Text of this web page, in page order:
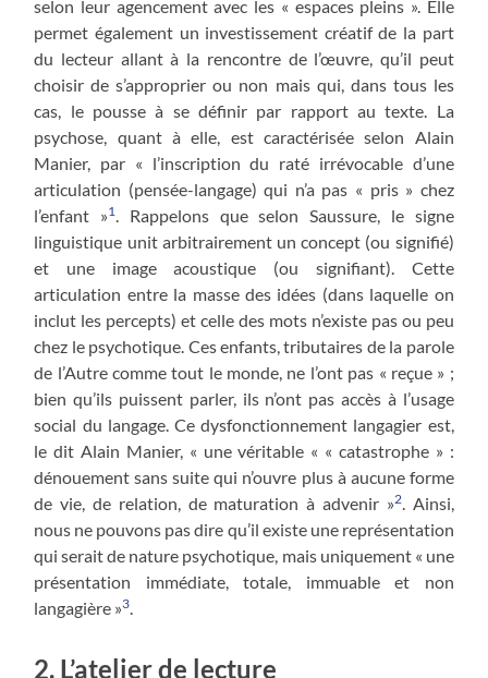
selon leur agencement avec les « espaces pleins ». Elle
permet également un investissement créatif de la part
du lecteur allant à la rencontre de l’œuvre, qu’il peut
choisir de s’approprier ou non mais qui, dans tous les
cas, le pousse à se définir par rapport au texte. La
psychose, quant à elle, est caractérisée selon Alain
Manier, par « l’inscription du raté irrévocable d’une
articulation (pensée-langage) qui n’a pas « pris » chez
l’enfant »1. Rappelons que selon Saussure, le signe
linguistique unit arbitrairement un concept (ou signifié)
et une image acoustique (ou signifiant). Cette
articulation entre la masse des idées (dans laquelle on
inclut les percepts) et celle des mots n’existe pas ou peu
chez le psychotique. Ces enfants, tributaires de la parole
de l’Autre comme tout le monde, ne l’ont pas « reçue » ;
bien qu’ils puissent parler, ils n’ont pas accès à l’usage
social du langage. Ce dysfonctionnement langagier est,
le dit Alain Manier, « une véritable « « catastrophe » :
dénouement sans suite qui n’ouvre plus à aucune forme
de vie, de relation, de maturation à advenir »2. Ainsi,
nous ne pouvons pas dire qu’il existe une représentation
qui serait de nature psychotique, mais uniquement « une
présentation immédiate, totale, immuable et non
langagière »3.
2. L’atelier de lecture